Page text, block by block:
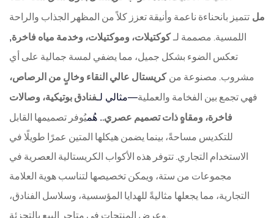
مل تتميز بانحناءة ناعمة وأنيقة تعزز كلاً من المظهر الجذاب والراحة
اللمسية. مصممة لـ كوكتيلات، وموكتيلات، وخدمة مياه فاخرة,
تعكس الضوء بشكل جميل، مما يضفي لمسة جمالية على أي
مشروب. مصنوعة من كريستال عالي النقاء وخالٍ من الرصاص،
فهي تجمع بين الفخامة والعملية—مثالي لـفنادق بوتيكية، وصالات
فاخرة، ومقاهٍ ذات تصميم عصري.. هُميُوفر تصميمها القابل
للتكديس مساحةً، بينما يضمن هيكلها المتين عمرًا طويلًا في
الاستخدام التجاري. تتوفر هذه الأكواب الكريستالية العصرية في
مجموعات من ستة، ويمكن تخصيصها لتناسب هوية العلامة
التجارية، مما يجعلها مثاليةً للهدايا المؤسسية، وسلاسل الفنادق،